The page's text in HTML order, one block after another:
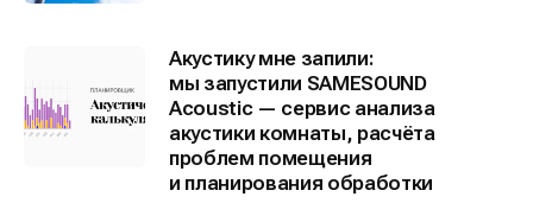
Акустику мне запили:
мы запустили SAMESOUND
Acoustic — сервис анализа
акустики комнаты, расчёта
проблем помещения
и планирования обработки